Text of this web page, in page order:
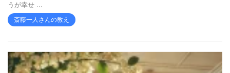
うが幸せ ...
斎藤一人さんの教え